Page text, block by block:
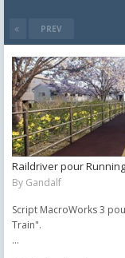
PREV
Raildriver pour
By Gandalf
Script MacroWorks 3
Train".
...